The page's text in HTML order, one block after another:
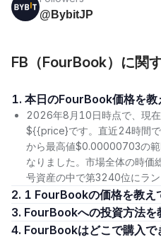
@BybitJP
FB（FourBook）に関
1. 本日のFourBook価格を教
2026年8月10日時点で、現
${{price}です。直近24時間
から最高値$0.00000703の
なりました。市場全体の時
号資産の中で第3240位にラン
2. 1 FourBookの価格を教え
3. FourBookへの投資方法を
4. FourBookはどこで購入